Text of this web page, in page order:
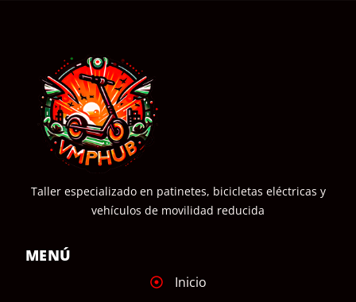
Taller especializado en patinetes, bicicletas eléctricas y
vehículos de movilidad reducida
MENÚ
Inicio